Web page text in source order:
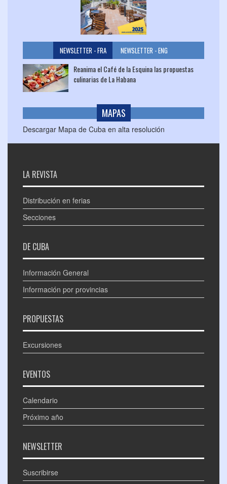
NEWSLETTER - FRA NEWSLETTER - ENG
Reanima el Café de la Esquina las propuestas
culinarias de La Habana
MAPAS
Descargar Mapa de Cuba en alta resolución
LA REVISTA
Distribución en ferias
Secciones
DE CUBA
Información General
Información por provincias
PROPUESTAS
Excursiones
EVENTOS
Calendario
Próximo año
NEWSLETTER
Suscribirse